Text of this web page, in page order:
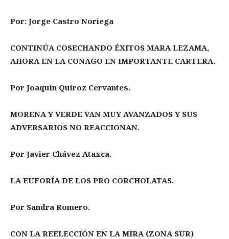
Por: Jorge Castro Noriega
CONTINÚA COSECHANDO ÉXITOS MARA LEZAMA,
AHORA EN LA CONAGO EN IMPORTANTE CARTERA.
Por Joaquín Quiroz Cervantes.
MORENA Y VERDE VAN MUY AVANZADOS Y SUS
ADVERSARIOS NO REACCIONAN.
Por Javier Chávez Ataxca.
LA EUFORÍA DE LOS PRO CORCHOLATAS.
Por Sandra Romero.
CON LA REELECCIÓN EN LA MIRA (ZONA SUR)